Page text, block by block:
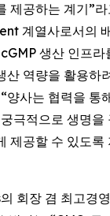
제공하는 계기”
계열사로서의
생산 인프
산 역량을 활용하
양사는 협력을 통
극적으로 생명
제공할 수 있도록
회장 겸 최고경